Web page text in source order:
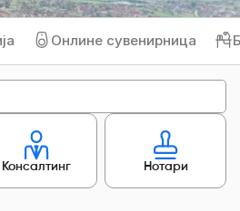
Онлине сувенирница
Консалтинг Нотари